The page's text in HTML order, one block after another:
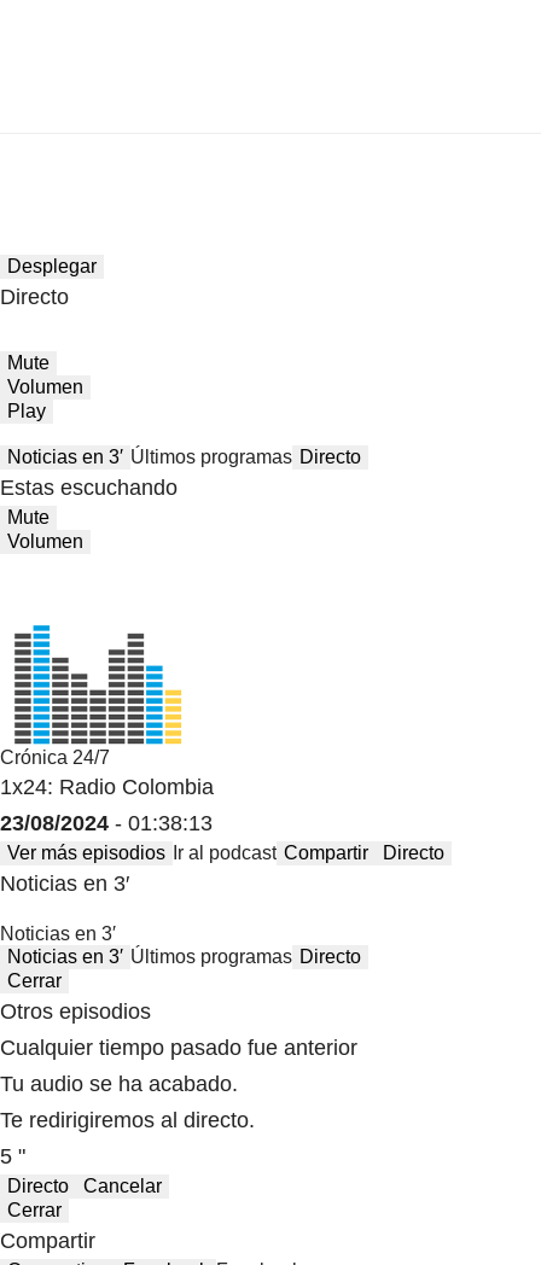
Desplegar
Directo
Mute
Volumen
Play
Noticias en 3′ Últimos programas Directo
Estas escuchando
Mute
Volumen
Crónica 24/7
1x24: Radio Colombia
23/08/2024 - 01:38:13
Ver más episodios Ir al podcast Compartir Directo
Noticias en 3′
Noticias en 3′
Noticias en 3′ Últimos programas Directo
Cerrar
Otros episodios
Cualquier tiempo pasado fue anterior
Tu audio se ha acabado.
Te redirigiremos al directo.
5 "
Directo
Cancelar
Cerrar
Compartir